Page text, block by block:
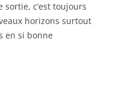
c’est toujours
horizons surtout
en si bonne